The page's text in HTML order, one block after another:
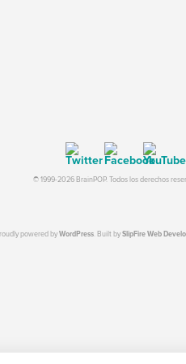
© 1999-2026 BrainPOP. Todos los derechos
powered byWordPress. Built bySlipFire Web